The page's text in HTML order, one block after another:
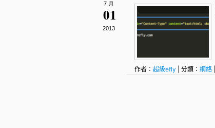
7 月
01
2013
作者： 超級efly | 分類： 網絡